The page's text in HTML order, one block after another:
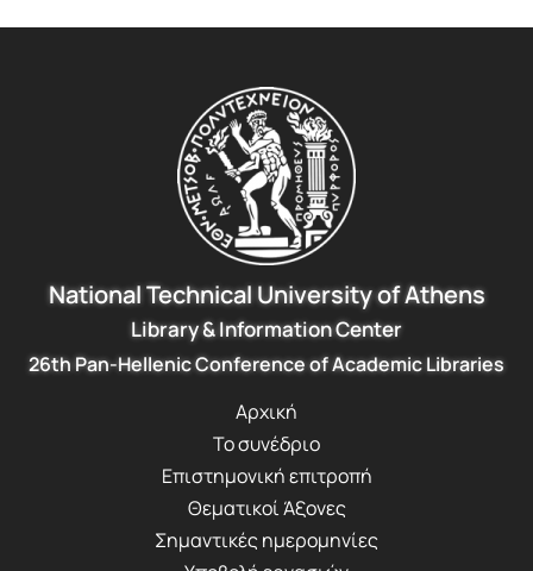
National Technical University of Athens
Library & Information Center
26th Pan-Hellenic Conference of Academic Libraries
Αρχική
Το συνέδριο
Επιστημονική επιτροπή
Θεματικοί Άξονες
Σημαντικές ημερομηνίες